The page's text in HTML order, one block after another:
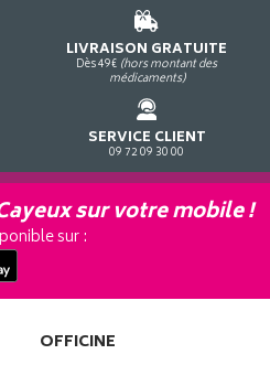
LIVRAISON GRATUITE
Dès 49€ (hors montant des
médicaments)
SERVICE CLIENT
09 72 09 30 00
sur votre mobile !
sur :
OFFICINE